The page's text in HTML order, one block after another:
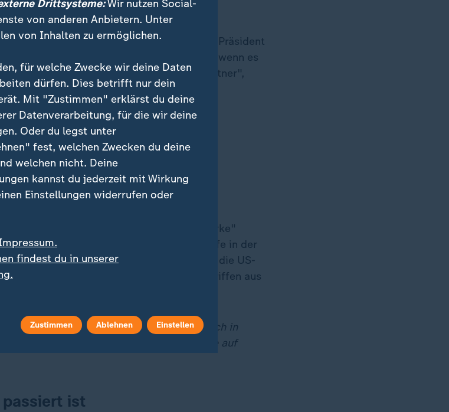
zu wollen.
auf die Raketenabwehr von US-Präsident
alles andere selbst zu bewältigen, aber wenn es
wir die Entschlossenheit unserer Partner",
im Auslandsjournal,
ist
Die USA haben nach eigenen Angaben "starke"
reagieren sie auf die Angriffe auf Schiffe in der
Vergeltung an, wenig später meldeten die US-
Luftalarm. Kuwait sprach auch von Angriffen aus
zu Reaktionen erhalten Sie jederzeit auch in
Iran
finden Sie auf
passiert ist
Drittsysteme:Wir nutzen Social-
von anderen Anbietern. Unter
von Inhalten zu ermöglichen.
für welche Zwecke wir deine Daten
dürfen. Dies betrifft nur dein
Mit "Zustimmen" erklärst du deine
Datenverarbeitung, für die wir deine
Oder du legst unter
fest, welchen Zwecken du deine
welchen nicht. Deine
kannst du jederzeit mit Wirkung
Einstellungen widerrufen oder
findest du in unserer
Zustimmen Ablehnen Einstellen